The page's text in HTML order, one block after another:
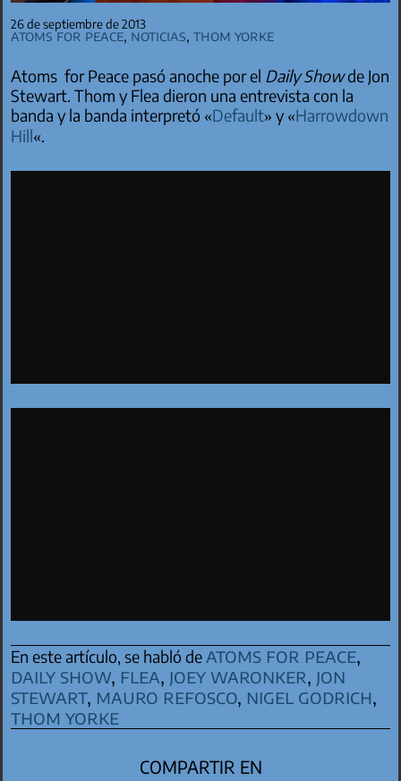
26 de septiembre de 2013
Atoms for Peace, Noticias,Thom Yorke
Atoms for Peace pasó anoche por el Daily Showde Jon
Stewart. Thom y Flea dieron una entrevista con la
banda y la banda interpretó «Default» y «Harrowdown
Hill«.
En este artículo, se habló de atoms for peace,
daily show, flea, joey waronker, jon
stewart, mauro refosco, nigel godrich,
thom yorke
COMPARTIR EN